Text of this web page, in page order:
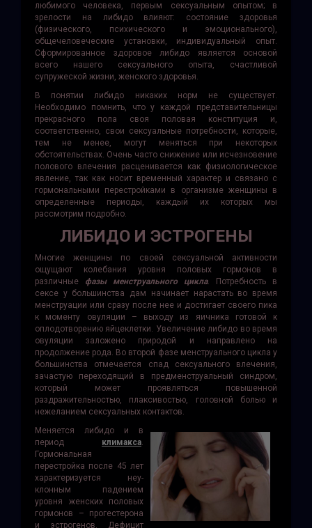
любимого человека, первым сексуальным опытом; в
зрелости на либидо влияют: состояние здоровья
(физического, психического и эмоционального),
общечеловеческие установки, индивидуальный опыт.
Сформированное здоровое либидо является основой
всего нашего сексуального опыта, счастливой
супружеской жизни, женского здоровья.
В понятии либидо никаких норм не существует.
Необходимо помнить, что у каждой представительницы
прекрасного пола своя половая конституция и,
соответственно, свои сексуальные потребности, которые,
тем не менее, могут меняться при некоторых
обстоятельствах. Очень часто снижение или исчезновение
полового влечения расценивается как физиологическое
явление, так как носит временный характер и связано с
гормональными перестройками в организме женщины в
определенные периоды, каждый их которых мы
рассмотрим подробно.
ЛИБИДО И ЭСТРОГЕНЫ
Многие женщины по своей сексуальной активности
ощущают колебания уровня половых гормонов в
различные фазы менструального цикла. Потребность в
сексе у большинства дам начинает нарастать во время
менструации или сразу после нее и достигает своего пика
к моменту овуляции – выходу из яичника готовой к
оплодотворению яйцеклетки. Увеличение либидо во время
овуляции заложено природой и направлено на
продолжение рода. Во второй фазе менструального цикла у
большинства отмечается спад сексуального влечения,
зачастую переходящий в предменструальный синдром,
который может проявляться повышенной
раздражительностью, плаксивостью, головной болью и
нежеланием сексуальных контактов.
Меняется либидо и в
период климакса.
Гормональная
перестройка после 45 лет
характеризуется неу­
клонным падением
уровня женских половых
гормонов – прогестерона
и эстрогенов. Дефицит